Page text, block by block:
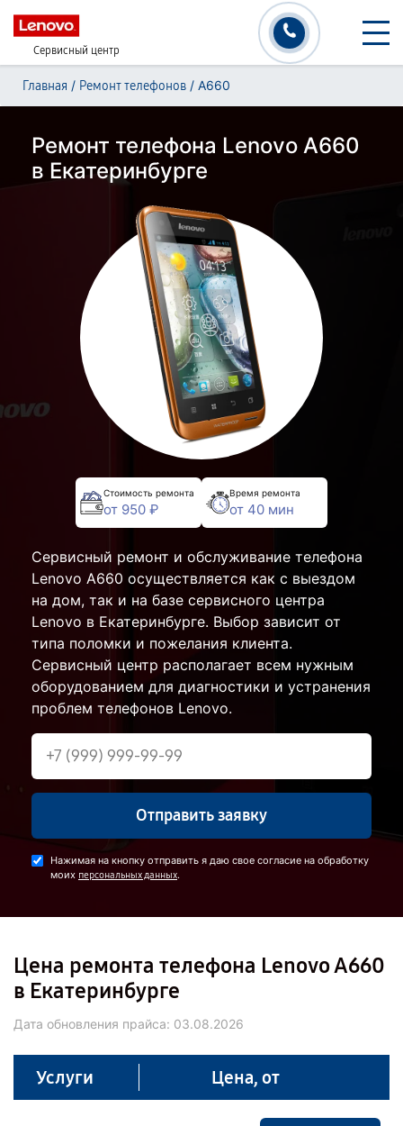
Сервисный центр
Главная / Ремонт телефонов / A660
Ремонт телефона Lenovo A660
в Екатеринбурге
Стоимость ремонта
от 950 ₽
Время ремонта
от 40 мин
Сервисный ремонт и обслуживание телефона
Lenovo A660 осуществляется как с выездом
на дом, так и на базе сервисного центра
Lenovo в Екатеринбурге. Выбор зависит от
типа поломки и пожелания клиента.
Сервисный центр располагает всем нужным
оборудованием для диагностики и устранения
проблем телефонов Lenovo.
Отправить заявку
Нажимая на кнопку отправить я даю свое согласие на обработку
моих персональных данных.
Цена ремонта телефона Lenovo A660
в Екатеринбурге
Дата обновления прайса: 03.08.2026
Услуги Цена, от